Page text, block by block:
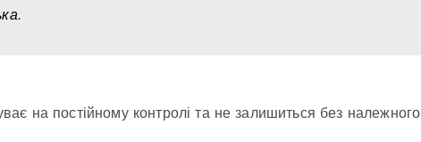
на постійному контролі та не залишиться без належного